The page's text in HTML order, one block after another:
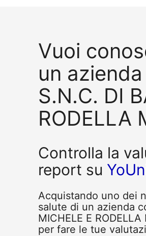
Vuoi
un
S.N.C. DI
RODELLA
Controlla la
report su
Acquistando uno dei
salute di un azienda
MICHELE E
per fare le tue